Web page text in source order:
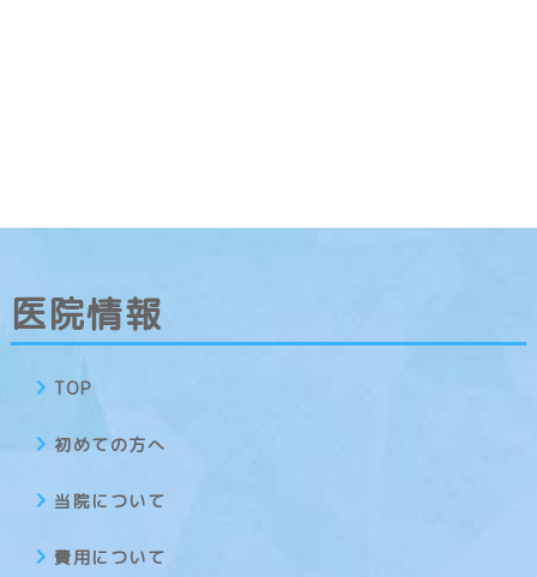
医院情報
TOP
初めての方へ
当院について
費用について